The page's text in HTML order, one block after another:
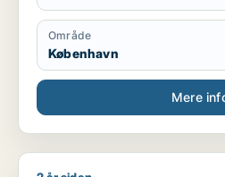
Område
København
Mere